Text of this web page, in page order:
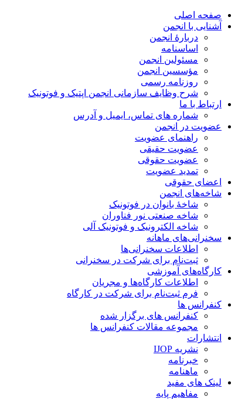
صفحه اصلی
آشنایی با انجمن
دربارۀ انجمن
اساسنامه
مسئولین انجمن
مؤسسین انجمن
روزنامه رسمی
شرح وظایف سازمانی انجمن اپتیک و فوتونیک
ارتباط با ما
شماره های تماس، ایمیل و آدرس
عضویت در انجمن
راهنمای عضویت
عضویت حقیقی
عضویت حقوقی
تمدید عضویت
اعضای حقوقی
شاخه‌های انجمن
شاخۀ بانوان در فوتونیک
شاخه صنعتی نور فناوران
شاخه‌ الکترونیک و فوتونیک آلی
سخنرانی‌های ماهانه
اطلاعات سخنرانی‌‌ها
ثبت‌نام برای شرکت در سخنرانی
کارگاه‌های آموزشی
اطلاعات کارگاه‌ها و مجریان
فرم ثبت‌نام برای شرکت در کارگاه
کنفرانس ها
کنفرانس های برگزار شده
مجموعه مقالات کنفرانس ها
انتشارات
نشریه IJOP
خبرنامه
ماهنامه
لینک های مفید
مفاهیم پایه